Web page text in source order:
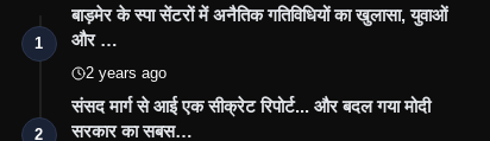
1
बाड़मेर के स्पा सेंटरों में अनैतिक गतिविधियों का खुलासा, युवाओं
और …
2 years ago
2
संसद मार्ग से आई एक सीक्रेट रिपोर्ट... और बदल गया मोदी
सरकार का सबस…